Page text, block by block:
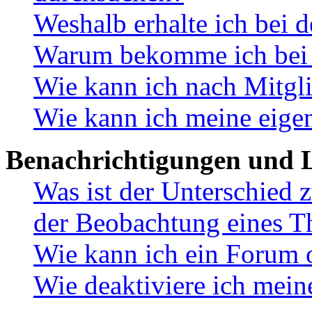
Weshalb erhalte ich bei
Warum bekomme ich
Wie kann ich nach
Wie kann ich meine
Benachrichtigungen und
Was ist der Unterschied
der Beobachtung eines
Wie kann ich ein Forum
Wie deaktiviere ich